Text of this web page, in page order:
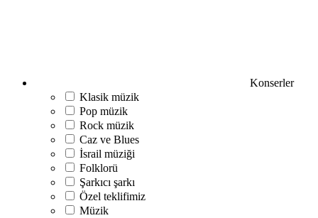
Konserler
Klasik müzik
Pop müzik
Rock müzik
Caz ve Blues
İsrail müziği
Folklorü
Şarkıcı şarkı
Özel teklifimiz
Müzik